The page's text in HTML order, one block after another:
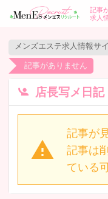
記事
求人
記事がありません
店長写メ日記
記事が
記事は
ている